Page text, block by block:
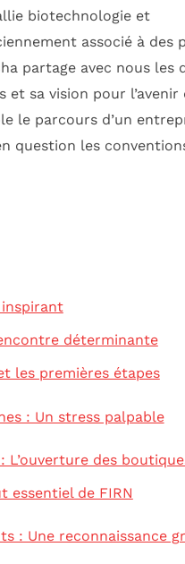
biotechnologie et
associé à des
partage avec nous les
et sa vision pour l’avenir
le parcours d’un
question les
déterminante
les premières étapes
: Un stress palpable
L’ouverture des
essentiel de FIRN
: Une reconnaissance